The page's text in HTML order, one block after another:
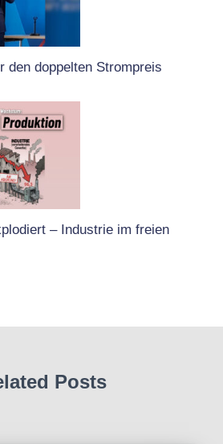
den doppelten Strompreis
– Industrie im freien
Posts